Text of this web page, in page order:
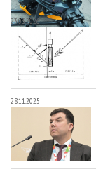
23.03.2026
28.11.2025